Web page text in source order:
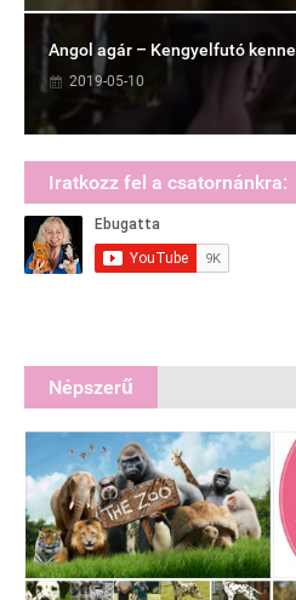
Angol agár – Kengyelfutó kennel
2019-05-10
Iratkozz fel a csatornánkra:
Népszerű